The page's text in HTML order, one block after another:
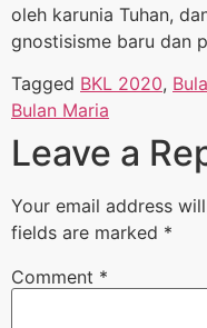
oleh karunia Tuhan,
gnostisisme baru dan
Tagged BKL 2020,
Bulan Maria
Leave a
Your email address
fields are marked *
Comment *